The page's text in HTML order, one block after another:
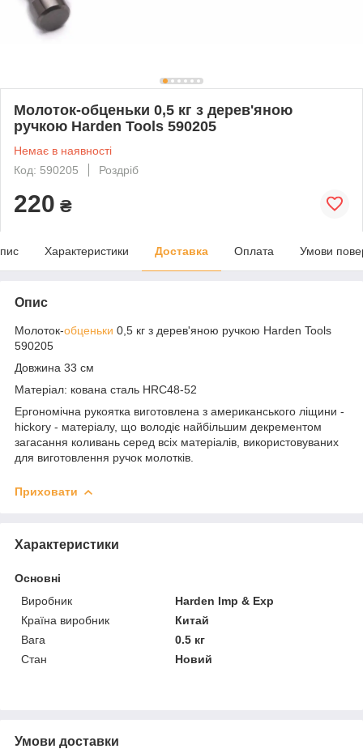
Молоток-обценьки 0,5 кг з дерев'яною
ручкою Harden Tools 590205
Немає в наявності
Код: 590205
Роздріб
220 ₴
Характеристики Доставка Оплата Умови
Опис
Молоток-обценьки 0,5 кг з дерев'яною ручкою Harden Tools
590205
Довжина 33 см
Матеріал: кована сталь HRC48-52
Ергономічна рукоятка виготовлена з американського ліщини -
hickory - матеріалу, що володіє найбільшим декрементом
загасання коливань серед всіх матеріалів, використовуваних
для виготовлення ручок молотків.
Приховати
Характеристики
Основні
Виробник
Harden Imp & Exp
Країна виробник
Китай
Вага
0.5 кг
Стан
Новий
Умови доставки